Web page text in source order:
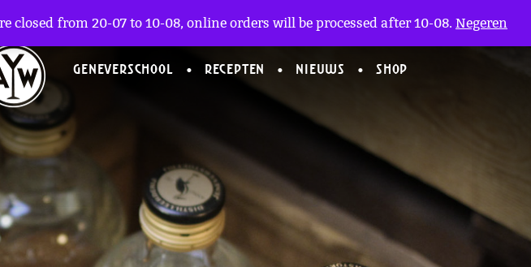
GENEVERSCHOOL RECEPTEN NIEUWS SHOP
from 20-07 to 10-08, online orders will be processed after 10-08. Negeren